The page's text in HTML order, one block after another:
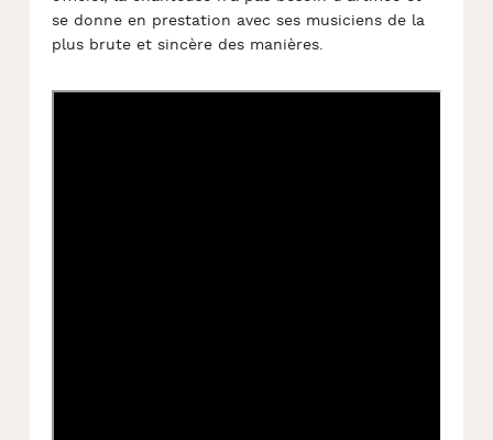
se donne en prestation avec ses musiciens de la
plus brute et sincère des manières.